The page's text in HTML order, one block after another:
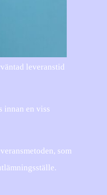
leveranstid
innan en viss
som